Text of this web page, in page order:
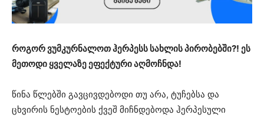
როგორ ვუმკურნალოთ ჰერპესს სახლის პირობებში?! ეს
მეთოდი ყველაზე ეფექტური აღმოჩნდა!
წინა წლებში გავცივდებოდი თუ არა, ტუჩებსა და
ცხვირის ნესტოების ქვეშ მიჩნდებოდა ჰერპესული